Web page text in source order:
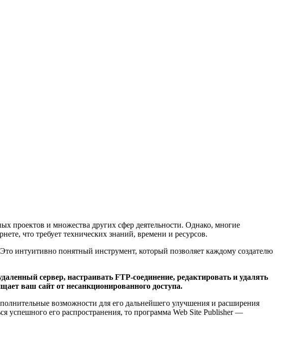
проектов и множества других сфер деятельности. Однако, многие
что требует технических знаний, времени и ресурсов.
интуитивно понятный инструмент, который позволяет каждому создателю
сервер, настраивать FTP-соединение, редактировать и удалять
ваш сайт от несанкционированного доступа.
возможности для его дальнейшего улучшения и расширения
успешного его распространения, то программа Web Site Publisher —